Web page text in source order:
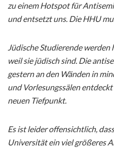
zu einem Hotspot für
und entsetzt uns. Die HHU
Jüdische Studierende
weil sie jüdisch sind. Die
gestern an den Wänden in
und Vorlesungssälen
neuen Tiefpunkt.
Es ist leider offensichtlich,
Universität ein viel größeres